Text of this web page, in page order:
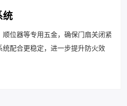
统
顺位器等专用五金，确保门扇关闭紧
统配合更稳定，进一步提升防火效